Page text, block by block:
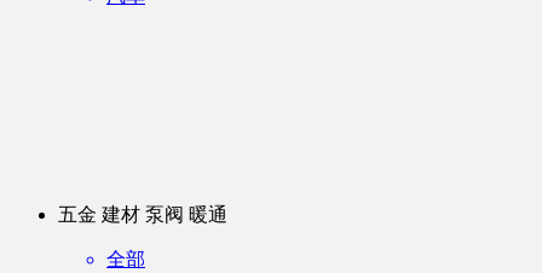
五金 建材 泵阀 暖通
全部